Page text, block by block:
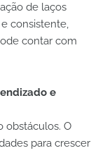
de laços
consistente,
contar com
e
obstáculos. O
para crescer